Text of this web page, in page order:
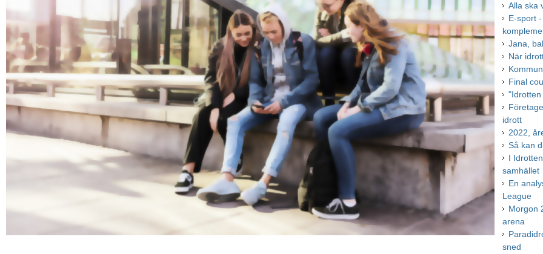
Alla ska
E-sport
Jana,
När
Final
idrott
2022,
Så kan
I
samhället
En
League
Morgon
arena
sned